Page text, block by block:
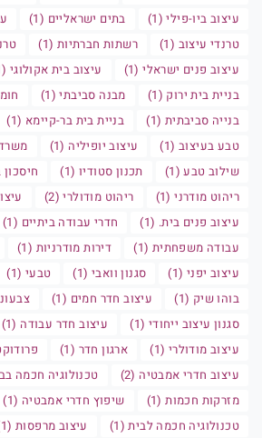
עיצוב ביו-פילי (1)
בתים ישראליים (1)
טרנדי עיצוב (1)
רשתות חברתיות (1)
טרנד
עיצוב פנים ישראלי (1)
עיצוב בית אקולוגי (1)
בניית בית ירוק (1)
מבנה סביבתי (1)
בנייה סביבתית (1)
בניית בית בר-קיימא (1)
טבע בעיצוב (1)
עיצוב יופיליה (1)
שילוב טבע (1)
תכנון סטודיו (1)
חיסכון
ריהוט מודרני (1)
ריהוט מודולרי (2)
עיצוב פנים בית. (1)
חדרי עבודה ביתיים (1)
עבודה משפחתית (1)
דירות מודרניות (1)
עיצוב יפני (1)
סגנון וואבי (1) טבעי (1)
בוהו שיק (1)
עיצוב חדר חמים (1)
סגנון עיצוב ייחודי (1)
עיצוב חדר עבודה (1)
עיצוב מודולרי (1)
ארגון חדר (1)
עיצוב חדרי אמבטיה (2)
טכנולוגיה חכמה
מזרקות חכמות (1)
שיפוץ חדרי אמבטיה (1)
טכנולוגיה חכמה לבית (1)
עיצוב מרפסות (1)